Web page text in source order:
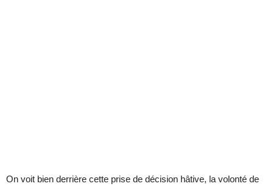
On voit bien derrière cette prise de décision hâtive, la volonté de